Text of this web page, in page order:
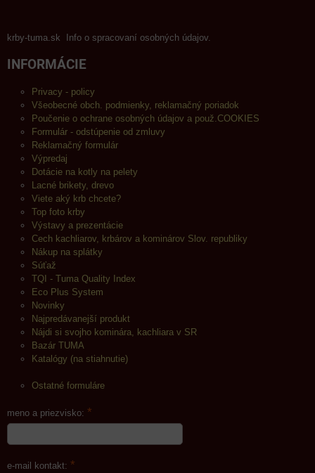
krby-tuma.sk Info o spracovaní osobných údajov.
INFORMÁCIE
Privacy - policy
Všeobecné obch. podmienky, reklamačný poriadok
Poučenie o ochrane osobných údajov a použ.COOKIES
Formulár - odstúpenie od zmluvy
Reklamačný formulár
Výpredaj
Dotácie na kotly na pelety
Lacné brikety, drevo
Viete aký krb chcete?
Top foto krby
Výstavy a prezentácie
Cech kachliarov, krbárov a kominárov Slov. republiky
Nákup na splátky
Súťaž
TQI - Tuma Quality Index
Eco Plus System
Novinky
Najpredávanejší produkt
Nájdi si svojho kominára, kachliara v SR
Bazár TUMA
Katalógy (na stiahnutie)
Ostatné formuláre
meno a priezvisko: *
e-mail kontakt: *